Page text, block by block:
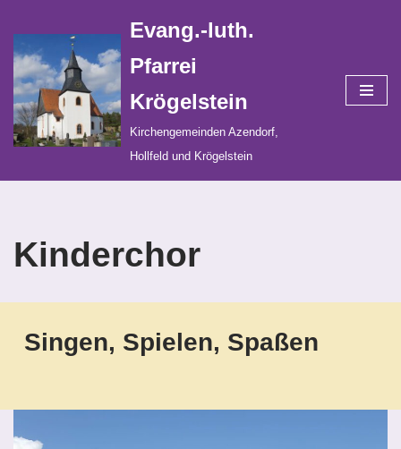
Zum
Inhalt
springen
Evang.-luth.
Pfarrei
Krögelstein
Kirchengemeinden Azendorf,
Hollfeld und Krögelstein
Kinderchor
Singen, Spielen, Spaßen